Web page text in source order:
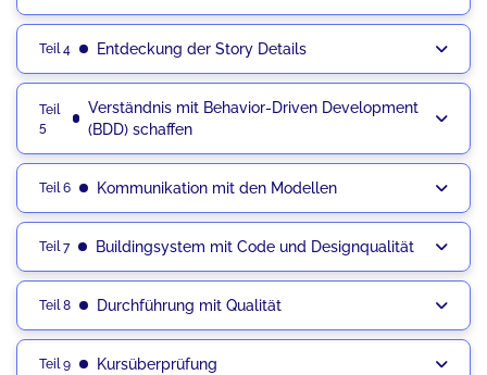
Teil 4 Entdeckung der Story Details
Teil
5
Verständnis mit Behavior-Driven Development
(BDD) schaffen
Teil 6 Kommunikation mit den Modellen
Teil 7 Buildingsystem mit Code und Designqualität
Teil 8 Durchführung mit Qualität
Teil 9 Kursüberprüfung